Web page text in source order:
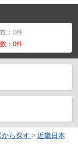
：0件
：0件
ら探す > 近畿日本